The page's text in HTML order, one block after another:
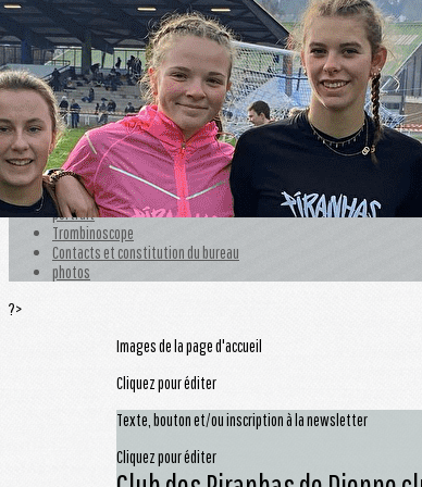
Exporter les lignes sélectionnées
Exporter toutes les colonnes
Exporter uniquement les colonnes affichées
Menu
<
>
Le club
portrait
Trombinoscope
Contacts et constitution du bureau
photos
?>
Images de la page d'accueil
Cliquez pour éditer
Texte, bouton et/ou inscription à la newsletter
Cliquez pour éditer